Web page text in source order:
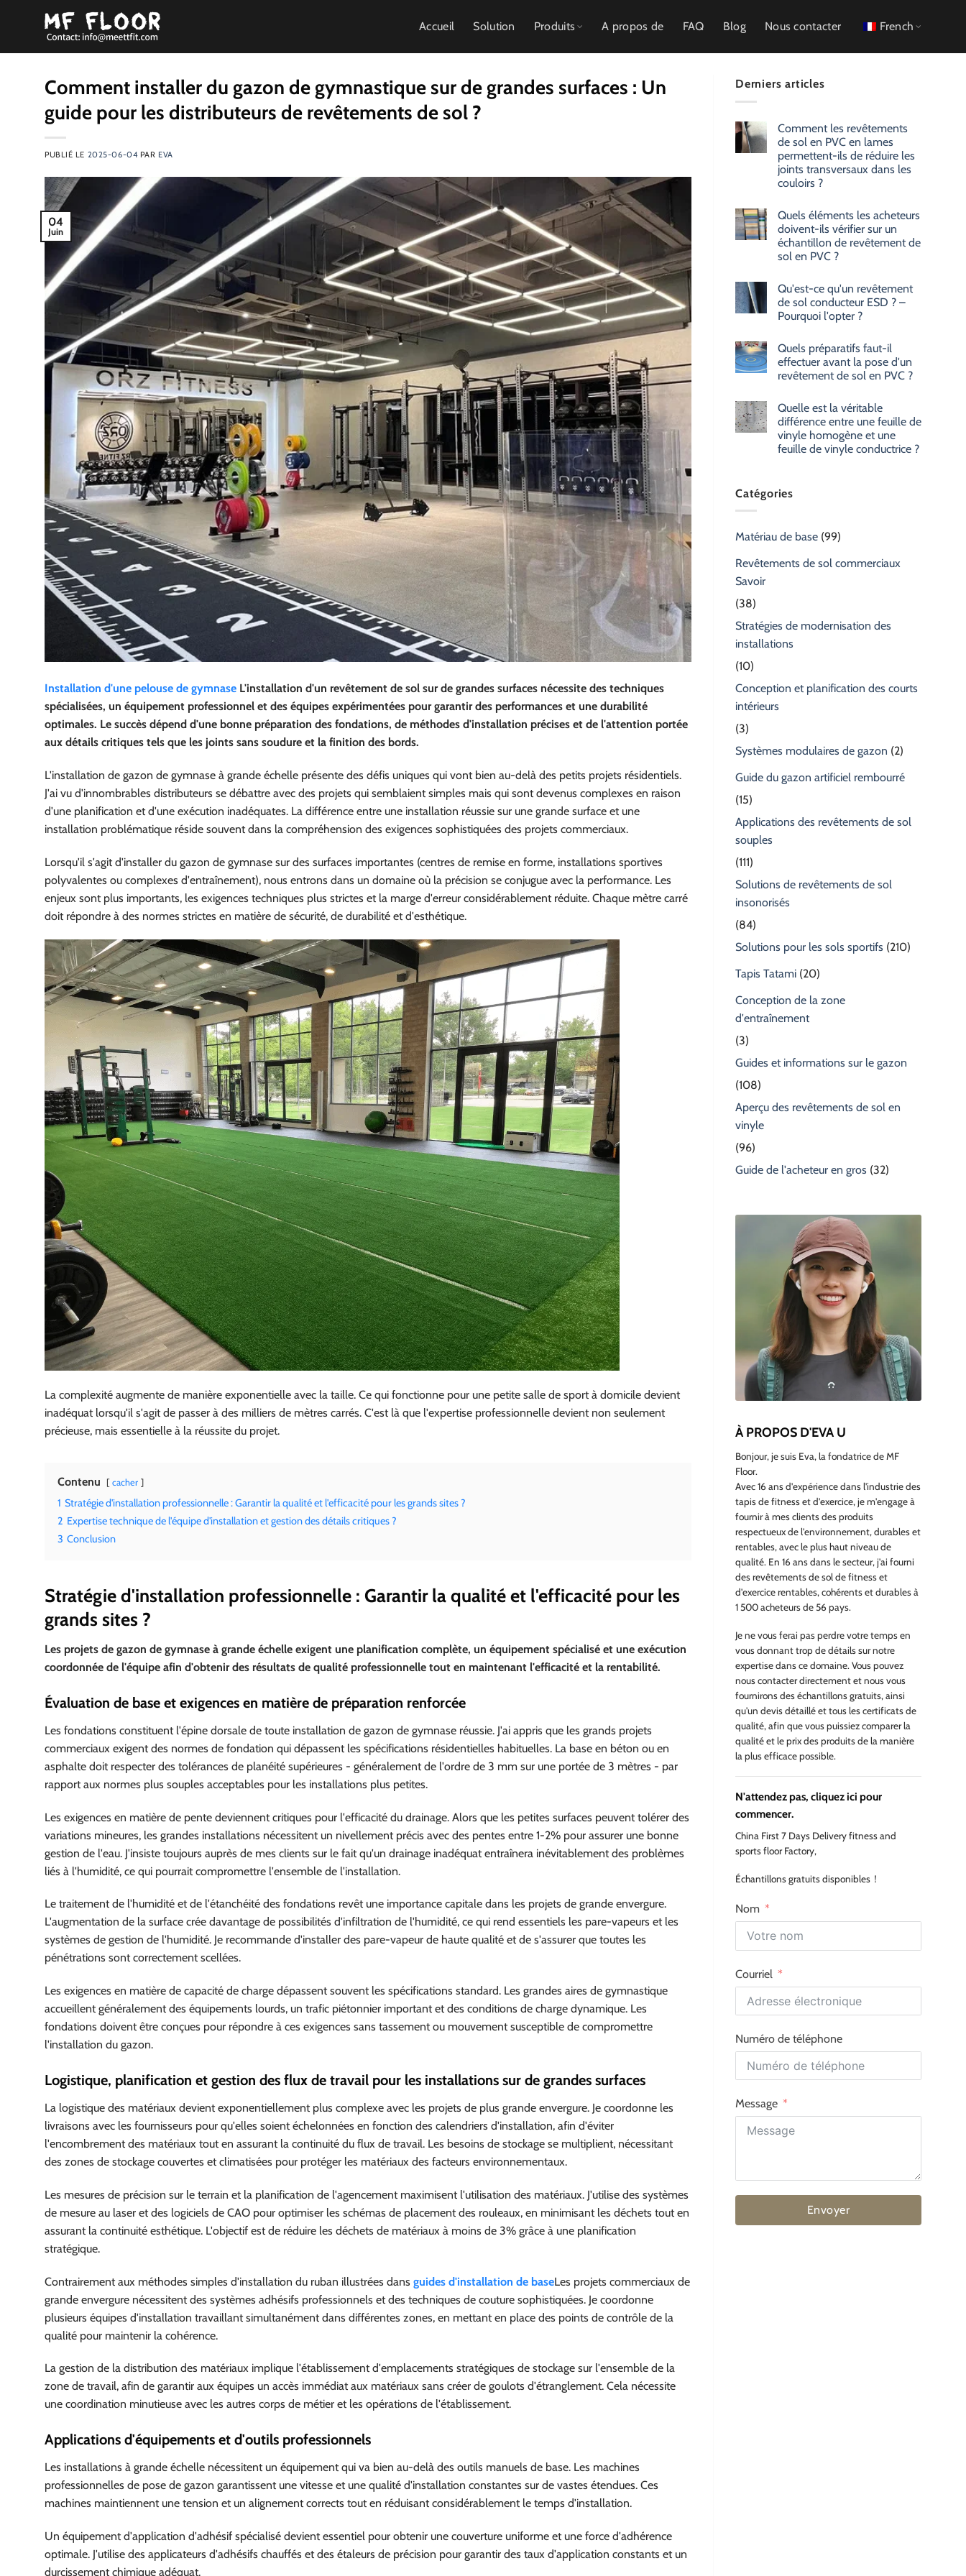
Accueil Solution Produits A propos de FAQ Blog Nous contacter French
Comment installer du gazon de gymnastique sur de grandes surfaces : Un
guide pour les distributeurs de revêtements de sol ?
PUBLIÉ LE 2025-06-04 PAR EVA
04
Juin
Installation d'une pelouse de gymnase L'installation d'un revêtement de sol sur de grandes surfaces nécessite des techniques
spécialisées, un équipement professionnel et des équipes expérimentées pour garantir des performances et une durabilité
optimales. Le succès dépend d'une bonne préparation des fondations, de méthodes d'installation précises et de l'attention portée
aux détails critiques tels que les joints sans soudure et la finition des bords.
L'installation de gazon de gymnase à grande échelle présente des défis uniques qui vont bien au-delà des petits projets résidentiels.
J'ai vu d'innombrables distributeurs se débattre avec des projets qui semblaient simples mais qui sont devenus complexes en raison
d'une planification et d'une exécution inadéquates. La différence entre une installation réussie sur une grande surface et une
installation problématique réside souvent dans la compréhension des exigences sophistiquées des projets commerciaux.
Lorsqu'il s'agit d'installer du gazon de gymnase sur des surfaces importantes (centres de remise en forme, installations sportives
polyvalentes ou complexes d'entraînement), nous entrons dans un domaine où la précision se conjugue avec la performance. Les
enjeux sont plus importants, les exigences techniques plus strictes et la marge d'erreur considérablement réduite. Chaque mètre carré
doit répondre à des normes strictes en matière de sécurité, de durabilité et d'esthétique.
La complexité augmente de manière exponentielle avec la taille. Ce qui fonctionne pour une petite salle de sport à domicile devient
inadéquat lorsqu'il s'agit de passer à des milliers de mètres carrés. C'est là que l'expertise professionnelle devient non seulement
précieuse, mais essentielle à la réussite du projet.
Contenu cacher
1 Stratégie d'installation professionnelle : Garantir la qualité et l'efficacité pour les grands sites ?
2 Expertise technique de l'équipe d'installation et gestion des détails critiques ?
3 Conclusion
Stratégie d'installation professionnelle : Garantir la qualité et l'efficacité pour les
grands sites ?
Les projets de gazon de gymnase à grande échelle exigent une planification complète, un équipement spécialisé et une exécution
coordonnée de l'équipe afin d'obtenir des résultats de qualité professionnelle tout en maintenant l'efficacité et la rentabilité.
Évaluation de base et exigences en matière de préparation renforcée
Les fondations constituent l'épine dorsale de toute installation de gazon de gymnase réussie. J'ai appris que les grands projets
commerciaux exigent des normes de fondation qui dépassent les spécifications résidentielles habituelles. La base en béton ou en
asphalte doit respecter des tolérances de planéité supérieures - généralement de l'ordre de 3 mm sur une portée de 3 mètres - par
rapport aux normes plus souples acceptables pour les installations plus petites.
Les exigences en matière de pente deviennent critiques pour l'efficacité du drainage. Alors que les petites surfaces peuvent tolérer des
variations mineures, les grandes installations nécessitent un nivellement précis avec des pentes entre 1-2% pour assurer une bonne
gestion de l'eau. J'insiste toujours auprès de mes clients sur le fait qu'un drainage inadéquat entraînera inévitablement des problèmes
liés à l'humidité, ce qui pourrait compromettre l'ensemble de l'installation.
Le traitement de l'humidité et de l'étanchéité des fondations revêt une importance capitale dans les projets de grande envergure.
L'augmentation de la surface crée davantage de possibilités d'infiltration de l'humidité, ce qui rend essentiels les pare-vapeurs et les
systèmes de gestion de l'humidité. Je recommande d'installer des pare-vapeur de haute qualité et de s'assurer que toutes les
pénétrations sont correctement scellées.
Les exigences en matière de capacité de charge dépassent souvent les spécifications standard. Les grandes aires de gymnastique
accueillent généralement des équipements lourds, un trafic piétonnier important et des conditions de charge dynamique. Les
fondations doivent être conçues pour répondre à ces exigences sans tassement ou mouvement susceptible de compromettre
l'installation du gazon.
Logistique, planification et gestion des flux de travail pour les installations sur de grandes surfaces
La logistique des matériaux devient exponentiellement plus complexe avec les projets de plus grande envergure. Je coordonne les
livraisons avec les fournisseurs pour qu'elles soient échelonnées en fonction des calendriers d'installation, afin d'éviter
l'encombrement des matériaux tout en assurant la continuité du flux de travail. Les besoins de stockage se multiplient, nécessitant
des zones de stockage couvertes et climatisées pour protéger les matériaux des facteurs environnementaux.
Les mesures de précision sur le terrain et la planification de l'agencement maximisent l'utilisation des matériaux. J'utilise des systèmes
de mesure au laser et des logiciels de CAO pour optimiser les schémas de placement des rouleaux, en minimisant les déchets tout en
assurant la continuité esthétique. L'objectif est de réduire les déchets de matériaux à moins de 3% grâce à une planification
stratégique.
Contrairement aux méthodes simples d'installation du ruban illustrées dans guides d'installation de baseLes projets commerciaux de
grande envergure nécessitent des systèmes adhésifs professionnels et des techniques de couture sophistiquées. Je coordonne
plusieurs équipes d'installation travaillant simultanément dans différentes zones, en mettant en place des points de contrôle de la
qualité pour maintenir la cohérence.
La gestion de la distribution des matériaux implique l'établissement d'emplacements stratégiques de stockage sur l'ensemble de la
zone de travail, afin de garantir aux équipes un accès immédiat aux matériaux sans créer de goulots d'étranglement. Cela nécessite
une coordination minutieuse avec les autres corps de métier et les opérations de l'établissement.
Applications d'équipements et d'outils professionnels
Les installations à grande échelle nécessitent un équipement qui va bien au-delà des outils manuels de base. Les machines
professionnelles de pose de gazon garantissent une vitesse et une qualité d'installation constantes sur de vastes étendues. Ces
machines maintiennent une tension et un alignement corrects tout en réduisant considérablement le temps d'installation.
Un équipement d'application d'adhésif spécialisé devient essentiel pour obtenir une couverture uniforme et une force d'adhérence
optimale. J'utilise des applicateurs d'adhésifs chauffés et des étaleurs de précision pour garantir des taux d'application constants et un
durcissement chimique adéquat.
Derniers articles
Comment les revêtements
de sol en PVC en lames
permettent-ils de réduire les
joints transversaux dans les
couloirs ?
Quels éléments les acheteurs
doivent-ils vérifier sur un
échantillon de revêtement de
sol en PVC ?
Qu'est-ce qu'un revêtement
de sol conducteur ESD ? –
Pourquoi l'opter ?
Quels préparatifs faut-il
effectuer avant la pose d'un
revêtement de sol en PVC ?
Quelle est la véritable
différence entre une feuille de
vinyle homogène et une
feuille de vinyle conductrice ?
Catégories
Matériau de base (99)
Revêtements de sol commerciaux
Savoir
(38)
Stratégies de modernisation des
installations
(10)
Conception et planification des courts
intérieurs
(3)
Systèmes modulaires de gazon (2)
Guide du gazon artificiel rembourré
(15)
Applications des revêtements de sol
souples
(111)
Solutions de revêtements de sol
insonorisés
(84)
Solutions pour les sols sportifs (210)
Tapis Tatami (20)
Conception de la zone
d'entraînement
(3)
Guides et informations sur le gazon
(108)
Aperçu des revêtements de sol en
vinyle
(96)
Guide de l'acheteur en gros (32)
À PROPOS D'EVA U
Bonjour, je suis Eva, la fondatrice de MF
Floor.
Avec 16 ans d'expérience dans l'industrie des
tapis de fitness et d'exercice, je m'engage à
fournir à mes clients des produits
respectueux de l'environnement, durables et
rentables, avec le plus haut niveau de
qualité. En 16 ans dans le secteur, j'ai fourni
des revêtements de sol de fitness et
d'exercice rentables, cohérents et durables à
1 500 acheteurs de 56 pays.
Je ne vous ferai pas perdre votre temps en
vous donnant trop de détails sur notre
expertise dans ce domaine. Vous pouvez
nous contacter directement et nous vous
fournirons des échantillons gratuits, ainsi
qu'un devis détaillé et tous les certificats de
qualité, afin que vous puissiez comparer la
qualité et le prix des produits de la manière
la plus efficace possible.
N'attendez pas, cliquez ici pour
commencer.
China First 7 Days Delivery fitness and
sports floor Factory,
Échantillons gratuits disponibles！
Nom
Courriel
Numéro de téléphone
Message
Envoyer